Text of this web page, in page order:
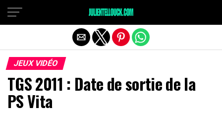
JEUX VIDÉO
TGS 2011 : Date de sortie de la
PS Vita